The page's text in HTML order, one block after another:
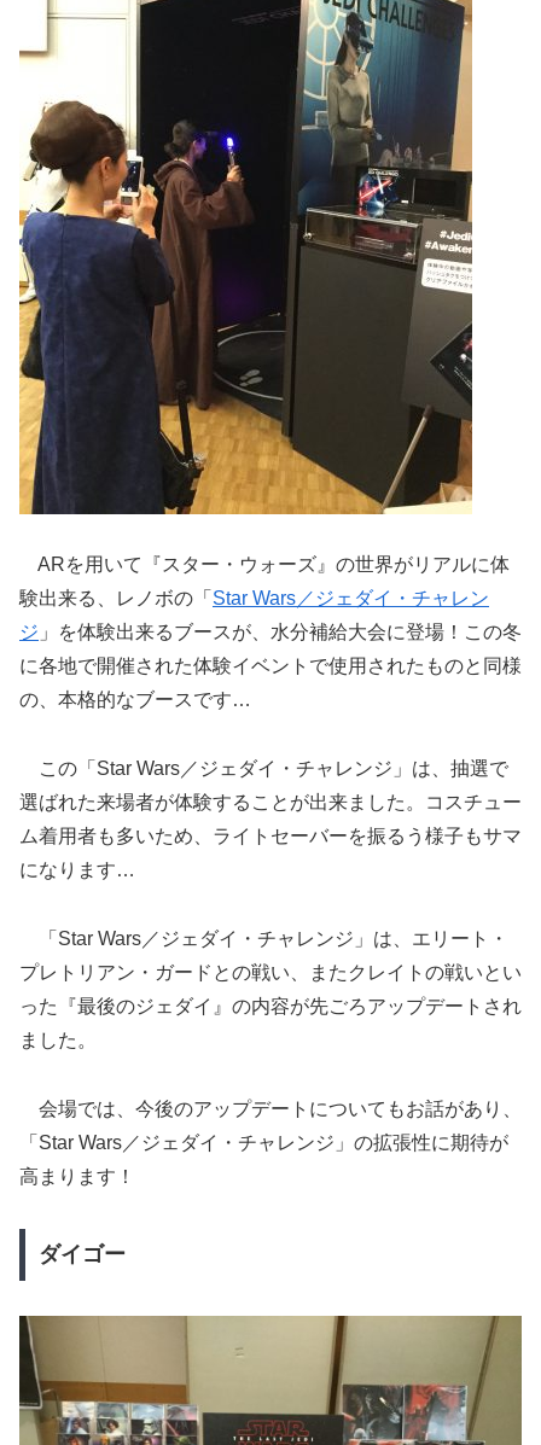
ARを用いて『スター・ウォーズ』の世界がリアルに体
験出来る、レノボの「 Star Wars／ジェダイ・チャレン
ジ 」を体験出来るブースが、水分補給大会に登場！この冬
に各地で開催された体験イベントで使用されたものと同様
の、本格的なブースです…
この「Star Wars／ジェダイ・チャレンジ」は、抽選で
選ばれた来場者が体験することが出来ました。コスチュー
ム着用者も多いため、ライトセーバーを振るう様子もサマ
になります…
「Star Wars／ジェダイ・チャレンジ」は、エリート・
プレトリアン・ガードとの戦い、またクレイトの戦いとい
った『最後のジェダイ』の内容が先ごろアップデートされ
ました。
会場では、今後のアップデートについてもお話があり、
「Star Wars／ジェダイ・チャレンジ」の拡張性に期待が
高まります！
ダイゴー